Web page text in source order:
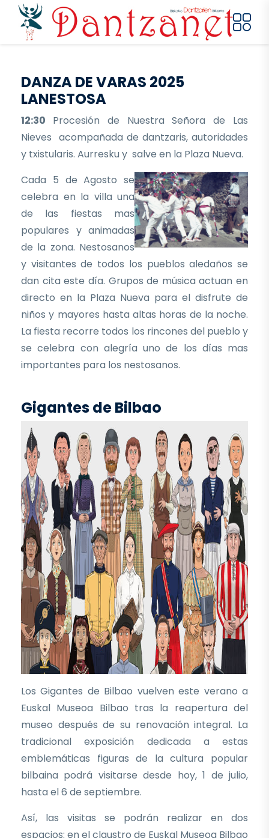
Pasar al contenido principal
DANZA DE VARAS 2025
LANESTOSA
12:30 Procesión de Nuestra Señora de Las
Nieves acompañada de dantzaris, autoridades
y txistularis. Aurresku y salve en la Plaza Nueva.
Cada 5 de Agosto se
celebra en la villa una
de las fiestas mas
populares y animadas
de la zona. Nestosanos
y visitantes de todos los pueblos aledaños se
dan cita este día. Grupos de música actuan en
directo en la Plaza Nueva para el disfrute de
niños y mayores hasta altas horas de la noche.
La fiesta recorre todos los rincones del pueblo y
se celebra con alegría uno de los días mas
importantes para los nestosanos.
Gigantes de Bilbao
Los Gigantes de Bilbao vuelven este verano a
Euskal Museoa Bilbao tras la reapertura del
museo después de su renovación integral. La
tradicional exposición dedicada a estas
emblemáticas figuras de la cultura popular
bilbaina podrá visitarse desde hoy, 1 de julio,
hasta el 6 de septiembre.
Así, las visitas se podrán realizar en dos
espacios: en el claustro de Euskal Museoa Bilbao